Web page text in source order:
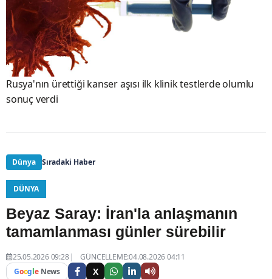
Rusya'nın ürettiği kanser aşısı ilk klinik testlerde olumlu
sonuç verdi
Dünya Sıradaki Haber
DÜNYA
Beyaz Saray: İran'la anlaşmanın
tamamlanması günler sürebilir
25.05.2026 09:28
GÜNCELLEME:04.08.2026 04:11
Google News X